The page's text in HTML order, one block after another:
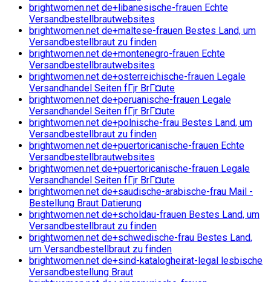
brightwomen.net de+libanesische-frauen Echte
Versandbestellbrautwebsites
brightwomen.net de+maltese-frauen Bestes Land, um
Versandbestellbraut zu finden
brightwomen.net de+montenegro-frauen Echte
Versandbestellbrautwebsites
brightwomen.net de+osterreichische-frauen Legale
Versandhandel Seiten fГјr BrГ¤ute
brightwomen.net de+peruanische-frauen Legale
Versandhandel Seiten fГјr BrГ¤ute
brightwomen.net de+polnische-frau Bestes Land, um
Versandbestellbraut zu finden
brightwomen.net de+puertoricanische-frauen Echte
Versandbestellbrautwebsites
brightwomen.net de+puertoricanische-frauen Legale
Versandhandel Seiten fГјr BrГ¤ute
brightwomen.net de+saudische-arabische-frau Mail -
Bestellung Braut Datierung
brightwomen.net de+scholdau-frauen Bestes Land, um
Versandbestellbraut zu finden
brightwomen.net de+schwedische-frau Bestes Land,
um Versandbestellbraut zu finden
brightwomen.net de+sind-katalogheirat-legal lesbische
Versandbestellung Braut